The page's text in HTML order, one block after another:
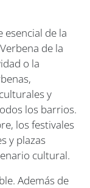
de la
de la
o la
y
los barrios.
los festivales
y plazas
cultural.
Además de